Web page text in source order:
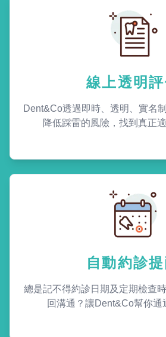
線上透明
Dent&Co透過即時、透明、實名
降低踩雷的風險，找到真正
自動約診
總是記不得約診日期及定期檢查
回溝通？讓Dent&Co幫你通